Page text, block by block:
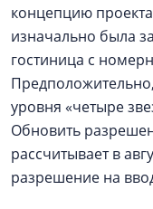
концепцию
изначально была
гостиница с
уровня «четыре
Обновить
рассчитывает в
разрешение на